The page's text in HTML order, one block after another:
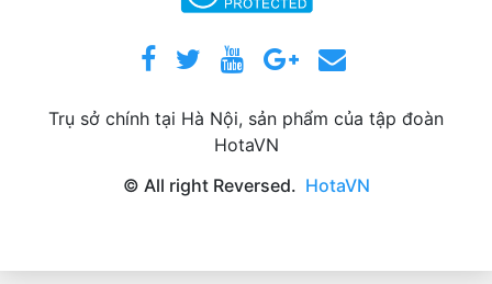
Trụ sở chính tại Hà Nội, sản phẩm của tập đoàn
HotaVN
© All right Reversed. HotaVN